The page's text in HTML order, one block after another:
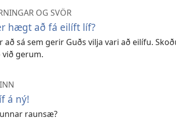
OG SVÖR
hægt að fá eilíft líf?
að sá sem gerir Guðs vilja vari að eilífu.
við gerum.
á ný!
raunsæ?